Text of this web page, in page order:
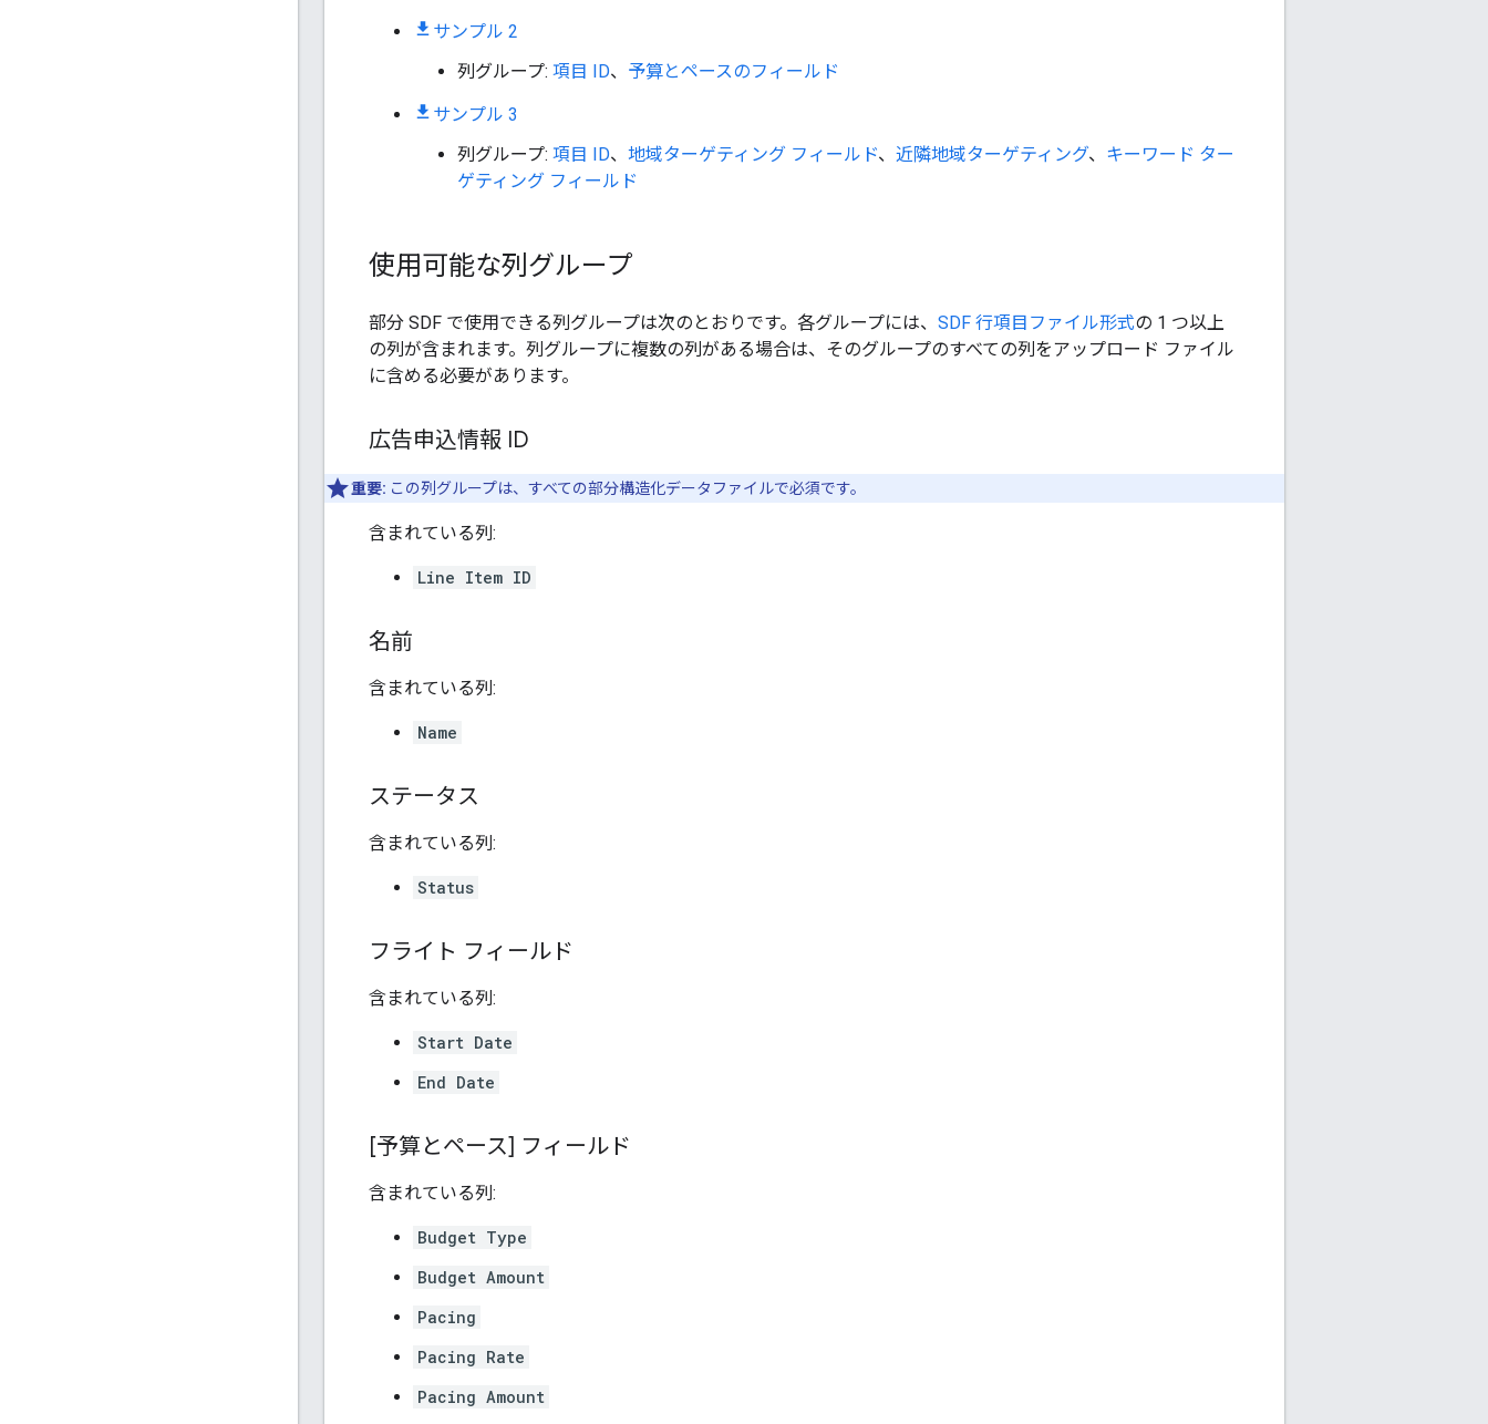
サンプル 2
列グループ: 項目 ID、 予算とペースのフィールド
サンプル 3
列グループ: 項目 ID、 地域ターゲティング フィールド、 近隣地域ターゲティング、 キーワード ター
ゲティング フィールド
使用可能な列グループ
部分 SDF で使用できる列グループは次のとおりです。各グループには、 SDF 行項目ファイル形式の 1 つ以上
の列が含まれます。列グループに複数の列がある場合は、そのグループのすべての列をアップロード ファイル
に含める必要があります。
広告申込情報 ID
重要: この列グループは、すべての部分構造化データファイルで必須です。
含まれている列:
Line Item ID
名前
含まれている列:
Name
ステータス
含まれている列:
Status
フライト フィールド
含まれている列:
Start Date
End Date
[予算とペース] フィールド
含まれている列:
Budget Type
Budget Amount
Pacing
Pacing Rate
Pacing Amount